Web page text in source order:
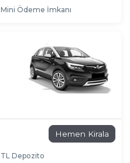
Mini Ödeme İmkanı
Hemen Kirala
TL Depozito